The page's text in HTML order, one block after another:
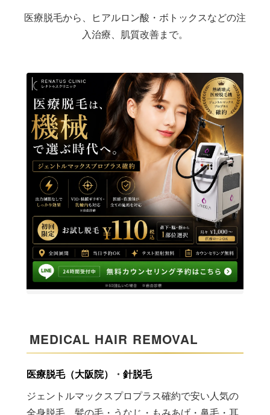
医療脱毛から、ヒアルロン酸・ボトックスなどの注
入治療、肌質改善まで。
MEDICAL HAIR REMOVAL
医療脱毛（大阪院） ・ 針脱毛
ジェントルマックスプロプラス確約で安い人気の